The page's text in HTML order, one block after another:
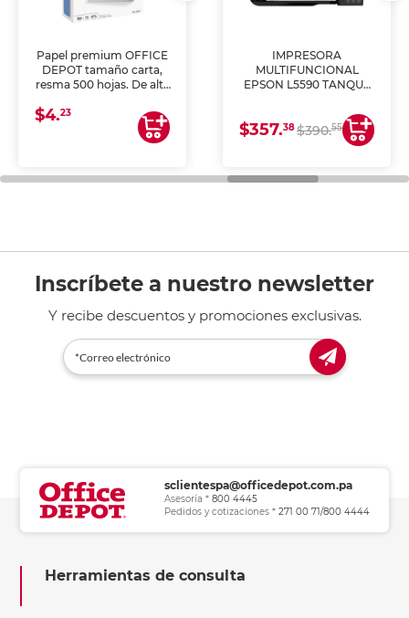
Papel premium OFFICE
DEPOT tamaño carta,
resma 500 hojas. De alta
uniforme, ideal para
impresoras de inyección
de tinta y láser,
general de oficina.
$4.23
IMPRESORA
MULTIFUNCIONAL
EPSON L5590 TANQUE
COPIA Y ESCANEA)
$357.38$390.55
Inscríbete a nuestro newsletter
Y recibe descuentos y promociones exclusivas.
sclientespa@officedepot.com.pa
Asesoría * 800 4445
Pedidos y cotizaciones * 271 00 71/800 4444
Herramientas de consulta